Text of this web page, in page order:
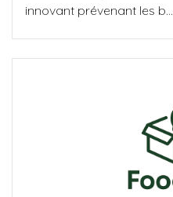
innovant prévenant les b...